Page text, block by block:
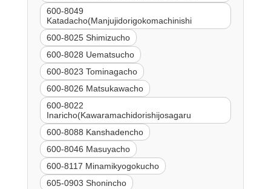
600-8049
Katadacho(Manjujidorigokomachinishi
600-8025 Shimizucho
600-8028 Uematsucho
600-8023 Tominagacho
600-8026 Matsukawacho
600-8022
Inaricho(Kawaramachidorishijosagaru
600-8088 Kanshadencho
600-8046 Masuyacho
600-8117 Minamikyogokucho
605-0903 Shonincho